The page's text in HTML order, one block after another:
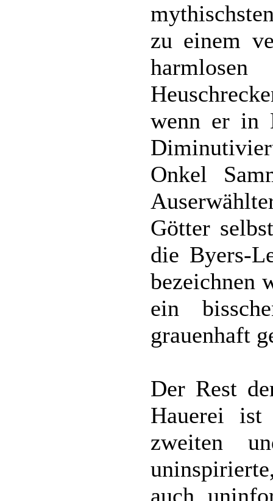
zu einem
wenn er in
Onkel
Götter
die Byers-
bezeichnen
ein
grauenhaft
Der Rest
Hauerei
zweiten
auch